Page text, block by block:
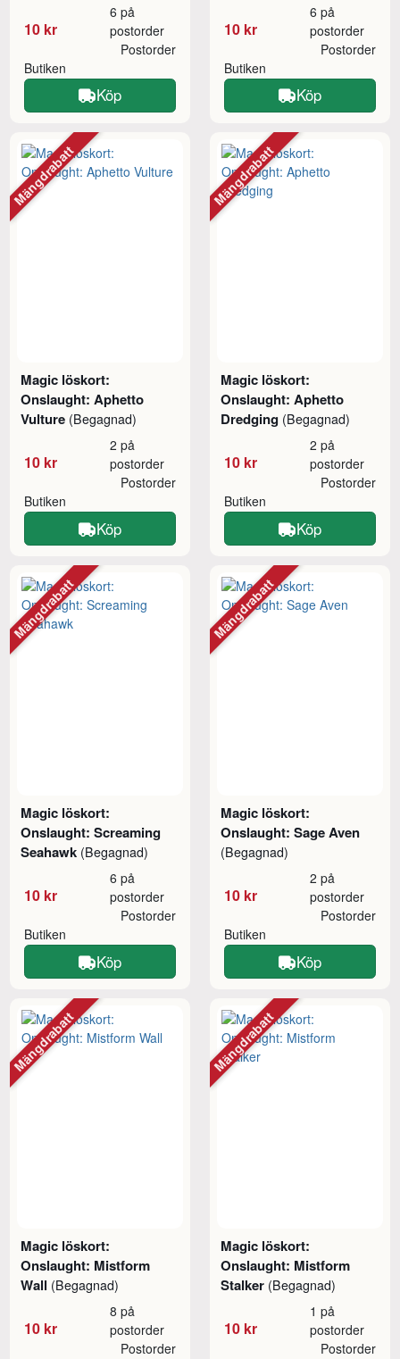
10 kr
6 på
postorder
Butiken
Postorder
Köp
10 kr
6 på
postorder
Butiken
Postorder
Köp
Magic löskort:
Onslaught: Aphetto
Vulture (Begagnad)
10 kr
2 på
postorder
Butiken
Postorder
Köp
Mängdrabatt
Magic löskort:
Onslaught: Aphetto
Dredging (Begagnad)
10 kr
2 på
postorder
Butiken
Postorder
Köp
Mängdrabatt
Magic löskort:
Onslaught: Screaming
Seahawk (Begagnad)
10 kr
6 på
postorder
Butiken
Postorder
Köp
Mängdrabatt
Magic löskort:
Onslaught: Sage Aven
(Begagnad)
10 kr
2 på
postorder
Butiken
Postorder
Köp
Mängdrabatt
Magic löskort:
Onslaught: Mistform
Wall (Begagnad)
10 kr
8 på
postorder
Postorder
Mängdrabatt
Magic löskort:
Onslaught: Mistform
Stalker (Begagnad)
10 kr
1 på
postorder
Postorder
Mängdrabatt